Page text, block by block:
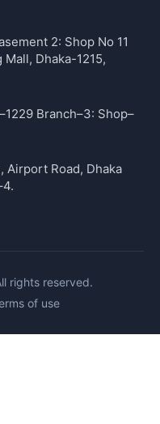
2: Shop No 11
Dhaka-1215,
Branch–3: Shop–
Airport Road, Dhaka
rights reserved.
of use